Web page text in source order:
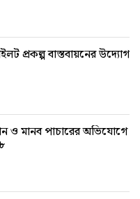
প্রকল্প বাস্তবায়নের উদ্যোগ
ও মানব পাচারের অভিযোগে